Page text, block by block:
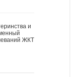
и
ЖКТ